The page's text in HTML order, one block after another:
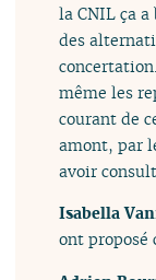
la CNIL ça
des
même les
courant de
amont, par
avoir
Isabella
ont proposé